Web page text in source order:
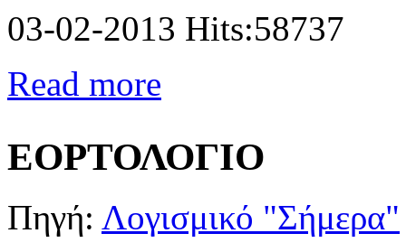
03-02-2013 Hits:58737
Read more
ΕΟΡΤΟΛΟΓΙΟ
Πηγή: Λογισμικό "Σήμερα"